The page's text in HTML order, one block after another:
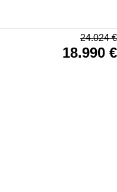
24.024€
18.990 €